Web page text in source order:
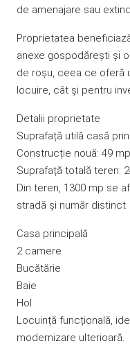
de amenajare sau
Proprietatea
anexe gospodărești și
de roșu, ceea ce oferă
locuire, cât și pentru
Detalii proprietate
Suprafață utilă casă
Construcție nouă: 49
Suprafață totală teren:
Din teren, 1300 mp se
stradă și număr distinct
Casa principală
2 camere
Bucătărie
Baie
Hol
Locuință funcțională,
modernizare ulterioară.